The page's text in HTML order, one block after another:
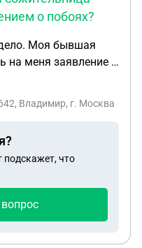
о побоях?
на меня заявление о
Но это были не
и тд. В травме
писать
справки из
пожалуйста.
Владимир, г. Москва
что